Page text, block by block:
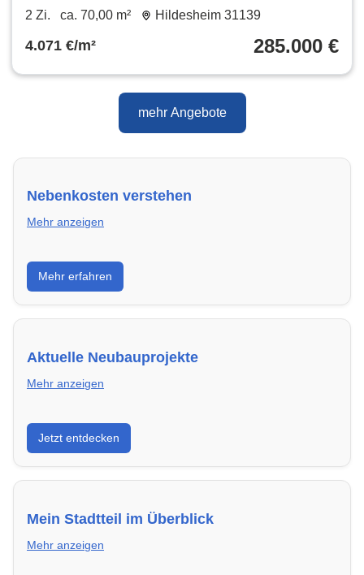
Hildesheim
2 Zi. ca. 70,00 m² Hildesheim 31139
4.071 €/m² 285.000 €
mehr Angebote
Nebenkosten verstehen
Mehr anzeigen
Erfahre, welche Nebenkosten rechtmäßig sind und
wie du deine monatliche Belastung optimieren
kannst.
Mehr erfahren
Aktuelle Neubauprojekte
Mehr anzeigen
Entdecke Neubauprojekte in Hildesheim – modern,
energieeffizient und sofort bezugsfertig.
Jetzt entdecken
Mein Stadtteil im Überblick
Mehr anzeigen